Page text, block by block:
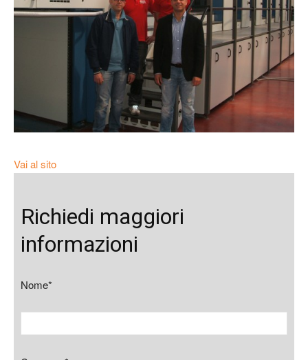
Vai al sito
Richiedi maggiori
informazioni
Nome*